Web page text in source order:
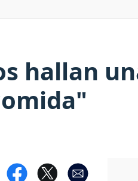
hallan